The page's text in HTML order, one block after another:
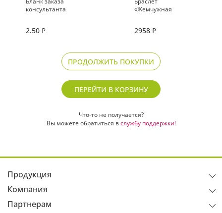
консультанта
2.50 ₽
«Жемчужная
2958 ₽
ПРОДОЛЖИТЬ ПОКУПКИ
ПЕРЕЙТИ В КОРЗИНУ
Что-то не получается?
Вы можете обратиться вслужбу поддержки!
Компания
Партнерам
Продукция